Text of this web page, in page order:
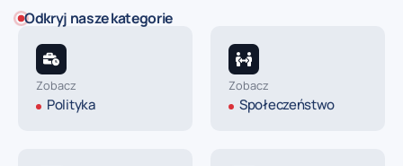
06
Piosenka z TikToka odmieniła los pizzerii na Saint-
Gilles – klienci przyjeżdżają z Paryża i Marsylii
06
sie
Fałszywe mandaty za parkowanie w Mol – wystawia
je „agent Frikandel”
Odkryj nasze kategorie
Zobacz
Polityka
Zobacz
Społeczeństwo